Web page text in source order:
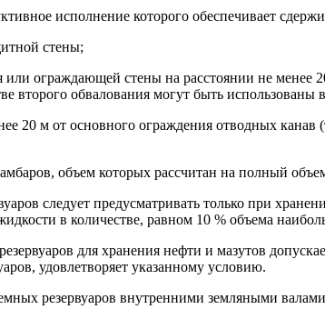
исполнение которого обеспечивает
стены;
или ограждающей стены на расстоянии не
второго обвалования могут быть
20 м от основного ограждения отводных
объем которых рассчитан на полный
следует предусматривать только при
в количестве, равном 10 % объема
для хранения нефти и мазутов
удовлетворяет указанному условию.
резервуаров внутренними земляными